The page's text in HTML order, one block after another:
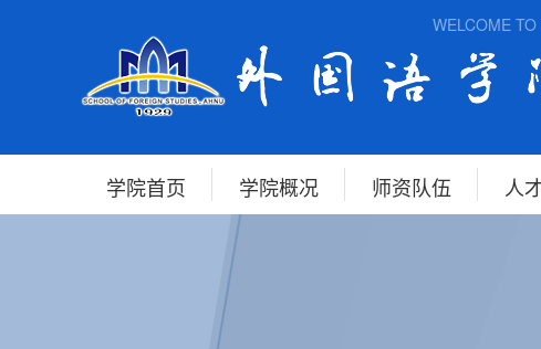
WELCOME TO
学院首页 学院概况 师资队伍 人